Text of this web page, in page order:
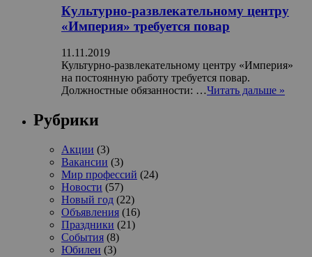
Культурно-развлекательному центру
«Империя» требуется повар
11.11.2019
Культурно-развлекательному центру «Империя»
на постоянную работу требуется повар.
Должностные обязанности: …Читать дальше »
Рубрики
Акции (3)
Вакансии (3)
Мир профессий (24)
Новости (57)
Новый год (22)
Объявления (16)
Праздники (21)
События (8)
Юбилеи (3)